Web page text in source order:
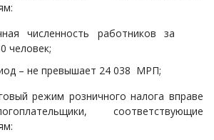
численность работников за
человек;
– не превышает 24 038 МРП;
режим розничного налога вправе
соответствующие